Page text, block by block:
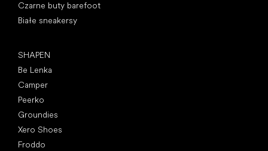
Czarne buty barefoot
Białe sneakersy
SHAPEN
Be Lenka
Camper
Peerko
Groundies
Xero Shoes
Froddo